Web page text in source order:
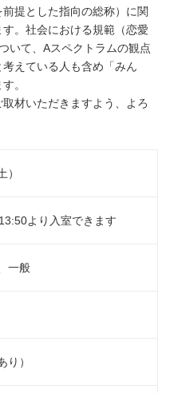
提とした指向の総称）に関
。社会における規範（恋愛
いて、Aスペクトラムの観点
えている人も含め「みん
。
材いただきますよう、よろ
）
より入室できます
一般
り）